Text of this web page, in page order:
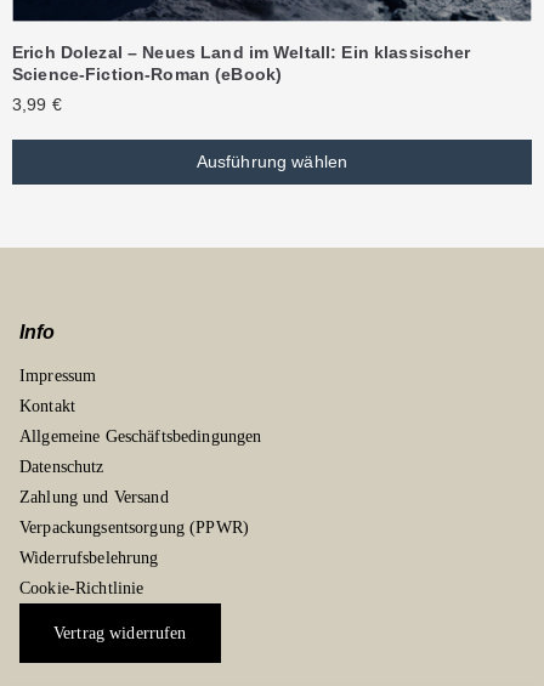
Erich Dolezal – Neues Land im Weltall: Ein klassischer
Science-Fiction-Roman (eBook)
3,99 €
Ausführung wählen
Info
Impressum
Kontakt
Allgemeine Geschäftsbedingungen
Datenschutz
Zahlung und Versand
Verpackungsentsorgung (PPWR)
Widerrufsbelehrung
Cookie-Richtlinie
Vertrag widerrufen